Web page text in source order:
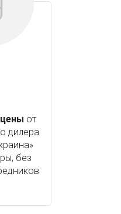
от
дилера
без